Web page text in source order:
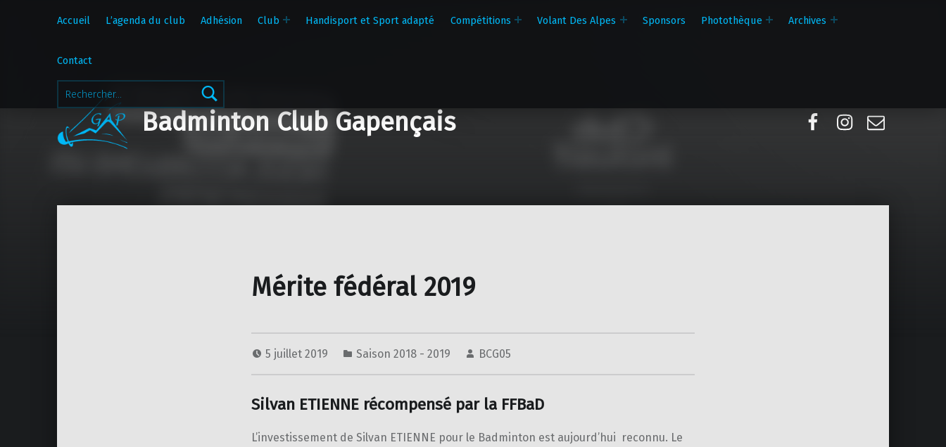
Rechercher :
Accueil L’agenda du club Adhésion Club Handisport et Sport adapté Compétitions Volant Des Alpes Sponsors Photothèque Archives
Contact
Badminton Club Gapençais Facebook
Instagram
E-mail
Mérite fédéral 2019
5 juillet 2019 Saison 2018 - 2019 BCG05
Silvan ETIENNE récompensé par la FFBaD
L’investissement de Silvan ETIENNE pour le Badminton est aujourd’hui reconnu. Le